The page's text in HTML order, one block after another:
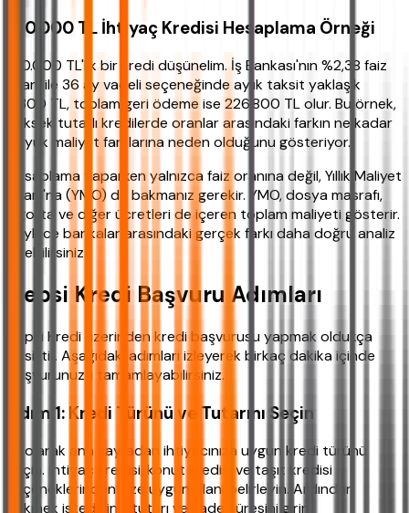
150.000 TL İhtiyaç Kredisi Hesaplama Örneği
150.000 TL'lik bir kredi düşünelim. İş Bankası'nın %2,38 faiz
oranı ile 36 ay vadeli seçeneğinde aylık taksit yaklaşık
6.300 TL, toplam geri ödeme ise 226.800 TL olur. Bu örnek,
yüksek tutarlı kredilerde oranlar arasındaki farkın ne kadar
büyük maliyet farklarına neden olduğunu gösteriyor.
Hesaplama yaparken yalnızca faiz oranına değil, Yıllık Maliyet
Oranı'na (YMO) da bakmanız gerekir. YMO, dosya masrafı,
sigorta ve diğer ücretleri de içeren toplam maliyeti gösterir.
Böylece bankalar arasındaki gerçek farkı daha doğru analiz
edebilirsiniz.
Hepsi Kredi Başvuru Adımları
Hepsi Kredi üzerinden kredi başvurusu yapmak oldukça
basittir. Aşağıdaki adımları izleyerek birkaç dakika içinde
başvurunuzu tamamlayabilirsiniz.
Adım 1: Kredi Türünü ve Tutarını Seçin
İlk olarak ana sayfadan ihtiyacınıza uygun kredi türünü
seçin. İhtiyaç kredisi, konut kredisi ve taşıt kredisi
seçeneklerinden size uygun olanı belirleyin. Ardından
çekmek istediğiniz tutarı ve vade süresini girin.